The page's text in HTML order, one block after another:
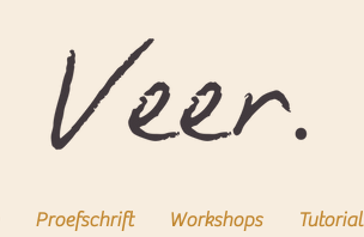
Proefschrift Workshops Tutorial